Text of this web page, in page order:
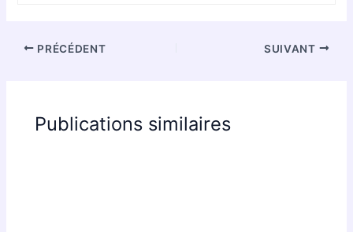
PRÉCÉDENT SUIVANT
Publications similaires